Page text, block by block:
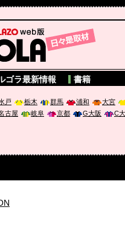
ゴラ最新情報 書籍
戸 栃木 群馬 浦和
大宮
古屋 岐阜 京都 G大阪
C